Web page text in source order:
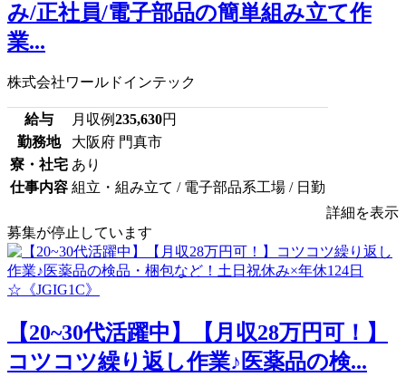
み/正社員/電子部品の簡単組み立て作
業...
株式会社ワールドインテック
給与 月収例235,630円
勤務地
大阪府 門真市
寮・社宅 あり
仕事内容 組立・組み立て / 電子部品系工場 / 日勤
詳細を表示
募集が停止しています
【20~30代活躍中】【月収28万円可！】
コツコツ繰り返し作業♪医薬品の検...